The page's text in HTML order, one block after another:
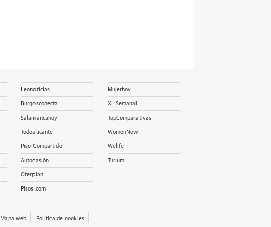
Leonoticias
Burgosconecta
Salamancahoy
Todoalicante
Piso Compartido
Autocasión
Oferplan
Pisos.com
Mujerhoy
XL Semanal
TopComparativas
WomenNow
Welife
Turium
Mapa web Política de cookies